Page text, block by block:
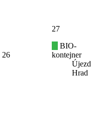
26
27
BIO-
kontejner
Újezd
Hrad